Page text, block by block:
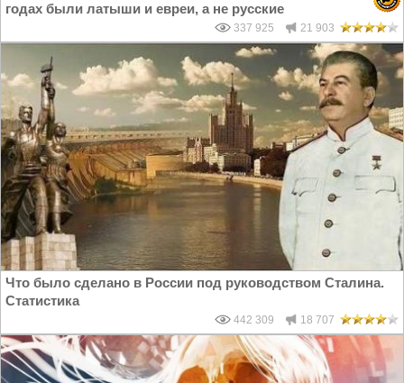
годах были латыши и евреи, а не русские
337 925 21 903
Что было сделано в России под руководством Сталина.
Статистика
442 309 18 707